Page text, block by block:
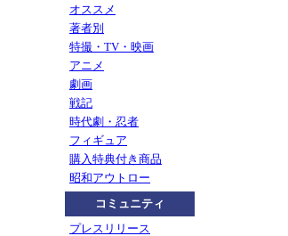
オススメ
著者別
特撮・TV・映画
アニメ
劇画
戦記
時代劇・忍者
フィギュア
購入特典付き商品
昭和アウトロー
コミュニティ
プレスリリース